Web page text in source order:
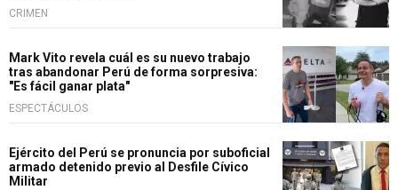
CRIMEN
Mark Vito revela cuál es su nuevo trabajo
tras abandonar Perú de forma sorpresiva:
"Es fácil ganar plata"
ESPECTÁCULOS
Ejército del Perú se pronuncia por suboficial
armado detenido previo al Desfile Cívico
Militar